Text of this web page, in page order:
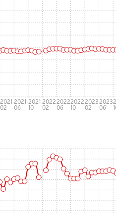
2021-
02
2021-
06
2021-
10
2022-
02
2022-
06
2022-
10
2023-
02
2023-
06